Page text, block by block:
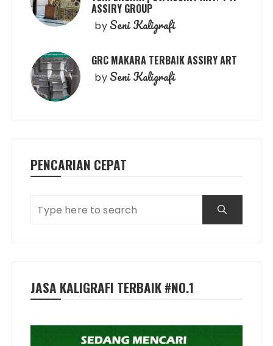
ASSIRY GROUP
by Seni Kaligrafi
GRC MAKARA TERBAIK ASSIRY ART
by Seni Kaligrafi
PENCARIAN CEPAT
JASA KALIGRAFI TERBAIK #NO.1